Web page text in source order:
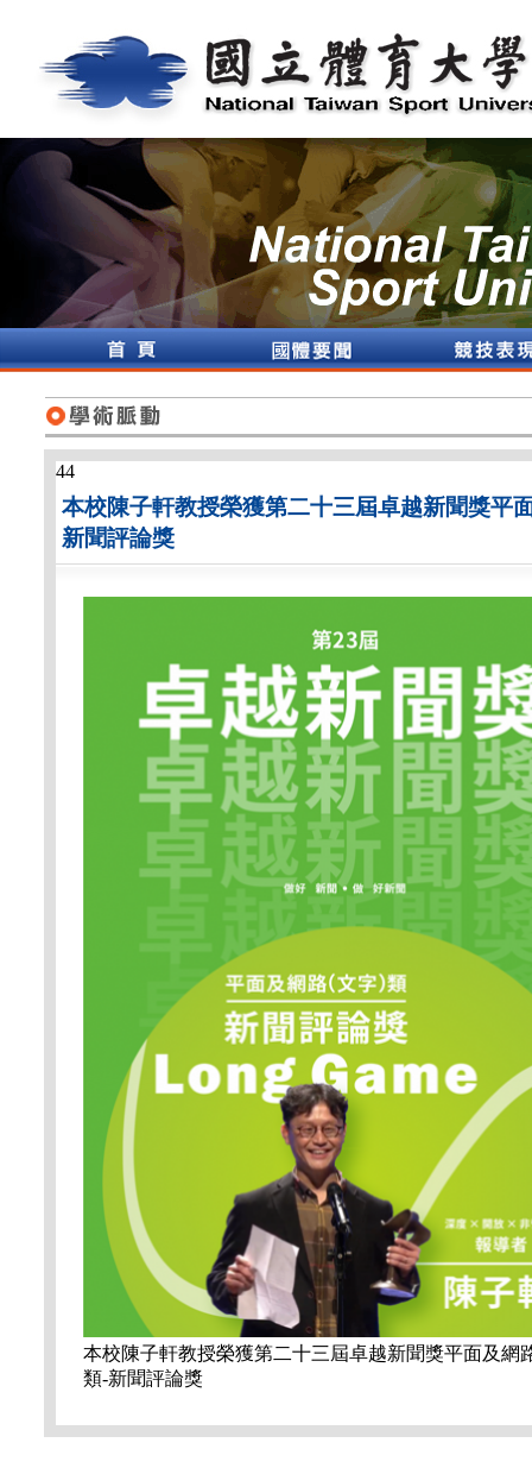
44
本校陳子軒教授榮獲第二十三屆卓越新聞獎平
新聞評論獎
本校陳子軒教授榮獲第二十三屆卓越新聞獎平面及網
類-新聞評論獎